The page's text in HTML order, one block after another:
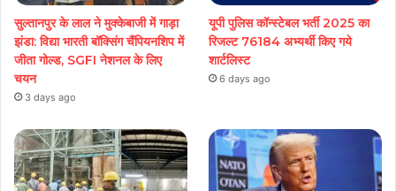
सुल्तानपुर के लाल ने मुक्केबाजी में गाड़ा
झंडा: विद्या भारती बॉक्सिंग चैंपियनशिप में
जीता गोल्ड, SGFI नेशनल के लिए
चयन
3 days ago
यूपी पुलिस कॉन्स्टेबल भर्ती 2025 का
रिजल्ट 76184 अभ्यर्थी किए गये
शार्टलिस्ट
6 days ago